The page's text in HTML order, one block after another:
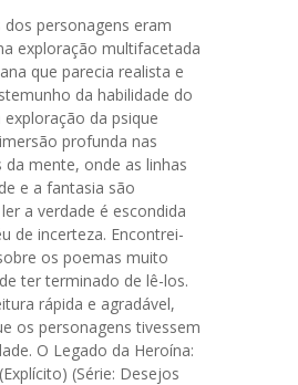
personagens eram
exploração multifacetada
que parecia realista e
da habilidade do
da psique
profunda nas
da mente, onde as linhas
e a fantasia são
a verdade é escondida
de incerteza. Encontrei-
os poemas muito
ter terminado de lê-los.
rápida e agradável,
os personagens tivessem
O Legado da Heroína:
(Série: Desejos